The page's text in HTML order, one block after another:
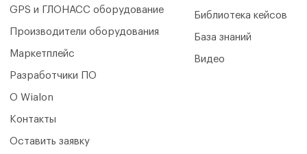
GPS и ГЛОНАСС оборудование
Производители оборудования
Маркетплейс
Разработчики ПО
О Wialon
Контакты
Оставить заявку
Библиотека кейсов
База знаний
Видео